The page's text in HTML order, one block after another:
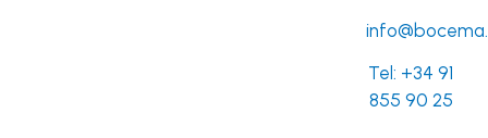
Tel: +34 91
855 90 25